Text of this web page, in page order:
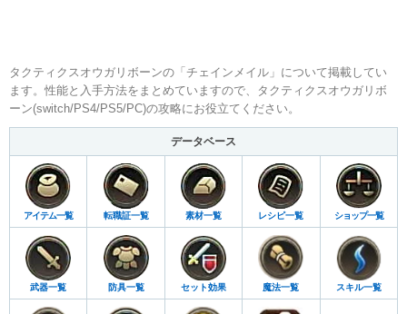
タクティクスオウガリボーンの「チェインメイル」について掲載してい
ます。性能と入手方法をまとめていますので、タクティクスオウガリボ
ーン(switch/PS4/PS5/PC)の攻略にお役立てください。
データベース
アイテム一覧 転職証一覧 素材一覧 レシピ一覧 ショップ一覧
武器一覧 防具一覧 セット効果 魔法一覧 スキル一覧